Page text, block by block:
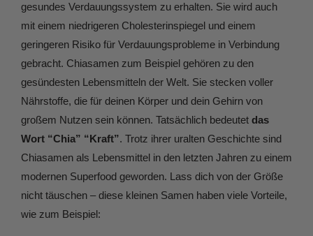
gesundes Verdauungssystem zu erhalten. Sie wird auch
mit einem niedrigeren Cholesterinspiegel und einem
geringeren Risiko für Verdauungsprobleme in Verbindung
gebracht. Chiasamen zum Beispiel gehören zu den
gesündesten Lebensmitteln der Welt. Sie stecken voller
Nährstoffe, die für deinen Körper und dein Gehirn von
großem Nutzen sein können. Tatsächlich bedeutet das
Wort “Chia” “Kraft”. Trotz ihrer uralten Geschichte sind
Chiasamen als Lebensmittel in den letzten Jahren zu einem
modernen Superfood geworden. Lass dich von der Größe
nicht täuschen – diese kleinen Samen haben viele Vorteile,
wie zum Beispiel: